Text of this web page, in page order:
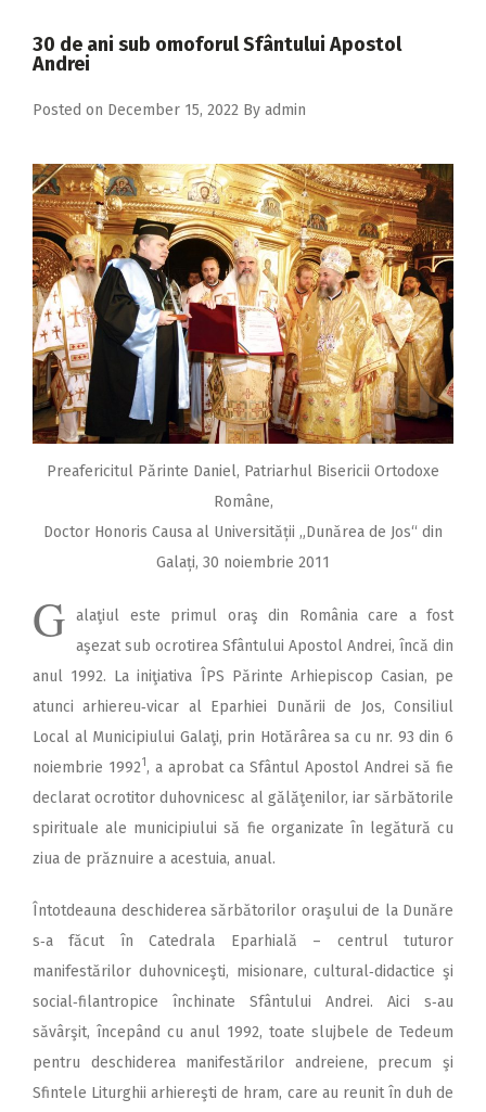
2017
2014
2013
2012
2011
2010
2009
30 de ani sub omoforul Sfântului Apostol
Andrei
Posted on December 15, 2022 By admin
Preafericitul Părinte Daniel, Patriarhul Bisericii Ortodoxe
Române,
Doctor Honoris Causa al Universității „Dunărea de Jos“ din
Galați, 30 noiembrie 2011
G alaţiul este primul oraş din România care a fost
aşezat sub ocrotirea Sfântului Apostol Andrei, încă din
anul 1992. La iniţiativa ÎPS Părinte Arhiepiscop Casian, pe
atunci arhiereu‑vicar al Eparhiei Dunării de Jos, Con­siliul
Local al Municipiului Galaţi, prin Ho­tărârea sa cu nr. 93 din 6
noiembrie 19921 , a apro­bat ca Sfântul Apostol Andrei să fie
declarat ocrotitor duhovnicesc al gălăţenilor, iar sărbătorile
spirituale ale munici­piului să fie organizate în legătură cu
ziua de prăznuire a acestuia, anual.
Întotdeauna deschiderea sărbătorilor oraşului de la Dunăre
s‑a făcut în Catedrala Eparhială – centrul tuturor
manifestărilor duhovniceşti, misionare, cultural‑didactice şi
social‑filantropice închinate Sfântului Andrei. Aici s‑au
săvârşit, în­cepând cu anul 1992, toate slujbele de Tedeum
pentru deschiderea manifestărilor andreiene, precum şi
Sfintele Liturghii arhiereşti de hram, care au reunit în duh de